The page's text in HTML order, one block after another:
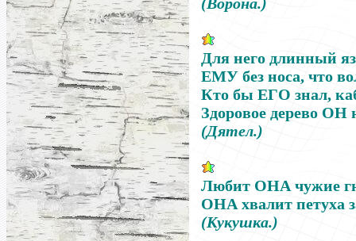
Для него длинный
ЕМУ без носа, что
Кто бы ЕГО знал,
Здоровое дерево ОН
(Дятел.)
Любит ОНА чужие
ОНА хвалит петуха
(Кукушка.)